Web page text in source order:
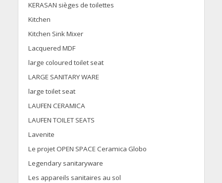
KERASAN sièges de toilettes
Kitchen
Kitchen Sink Mixer
Lacquered MDF
large coloured toilet seat
LARGE SANITARY WARE
large toilet seat
LAUFEN CERAMICA
LAUFEN TOILET SEATS
Lavenite
Le projet OPEN SPACE Ceramica Globo
Legendary sanitaryware
Les appareils sanitaires au sol